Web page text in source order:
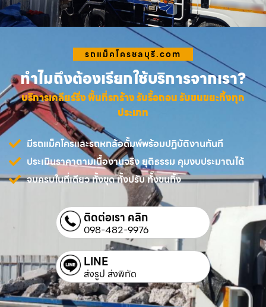
รถแม็คโครชลบุรี.com
ทำไมถึงต้องเรียกใช้บริการจากเรา?
บริการเคลียร์ริ่ง พื้นที่รกร้าง รับรื้อถอน รับขนขยะทิ้งทุก
ประเภท
มีรถแม็คโครและรถหกล้อดั้มพ์พร้อมปฏิบัติงานทันที
ประเมินราคาตามเนื้องานจริง ยุติธรรม คุมงบประมาณได้
จบครบในที่เดียว ทั้งขุด ทั้งปรับ ทั้งขนทิ้ง
ติดต่อเรา คลิก
098-482-9976
LINE
ส่งรูป ส่งพิกัด